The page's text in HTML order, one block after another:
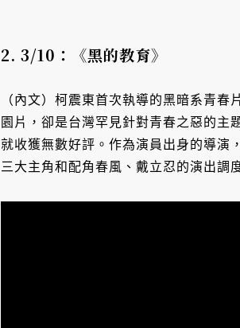
2. 3/10：《黑的教育》
（內文）柯震東首次執導的黑暗系青
園片，卻是台灣罕見針對青春之惡的主
就收獲無數好評。作為演員出身的導演
三大主角和配角春風、戴立忍的演出調